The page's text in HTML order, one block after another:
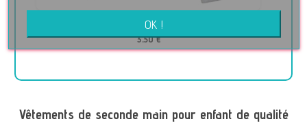
Pantalon training - ZARA - 6-9 mois (74)
3,50 €
Vêtements de seconde main pour enfant de qualité
OK !